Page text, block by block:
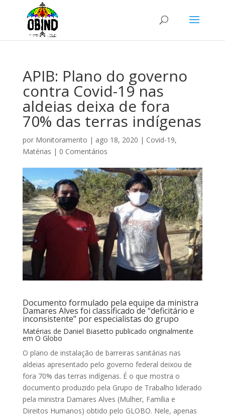
APIB: Plano do governo
contra Covid-19 nas
aldeias deixa de fora
70% das terras indígenas
por Monitoramento | ago 18, 2020 | Covid-19,
Matérias | 0 Comentários
Documento formulado pela equipe da ministra
Damares Alves foi classificado de “deficitário e
inconsistente” por especialistas do grupo
Matérias de Daniel Biasetto publicado originalmente
em O Globo
O plano de instalação de barreiras sanitárias nas
aldeias apresentado pelo governo federal deixou de
fora 70% das terras indígenas. É o que mostra o
documento produzido pela Grupo de Trabalho liderado
pela ministra Damares Alves (Mulher, Família e
Direitos Humanos) obtido pelo GLOBO. Nele, apenas